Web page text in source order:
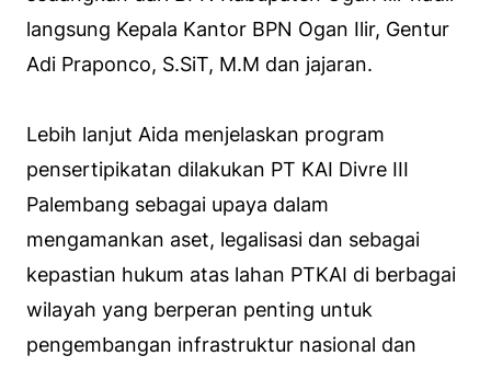
langsung Kepala Kantor BPN Ogan Ilir, Gentur
Adi Praponco, S.SiT, M.M dan jajaran.
Lebih lanjut Aida menjelaskan program
pensertipikatan dilakukan PT KAI Divre III
Palembang sebagai upaya dalam
mengamankan aset, legalisasi dan sebagai
kepastian hukum atas lahan PTKAI di berbagai
wilayah yang berperan penting untuk
pengembangan infrastruktur nasional dan